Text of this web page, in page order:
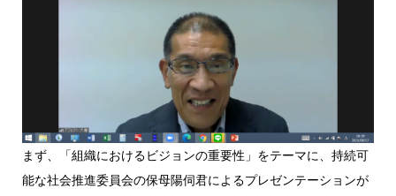
まず、「組織におけるビジョンの重要性」をテーマに、持続可
能な社会推進委員会の保母陽伺君によるプレゼンテーションが